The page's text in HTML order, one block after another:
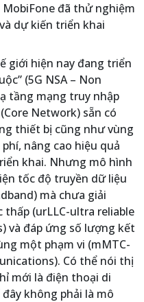
MobiFone đã thử nghiệm
dự kiến triển khai
giới hiện nay đang triển
(5G NSA – Non
tầng mạng truy nhập
Network) sẵn có
thiết bị cũng như vùng
nâng cao hiệu quả
khai. Nhưng mô hình
tốc độ truyền dữ liệu
mà chưa giải
(urLLC-ultra reliable
và đáp ứng số lượng kết
một phạm vi (mMTC-
Có thể nói thị
mới là điện thoại di
không phải là mô